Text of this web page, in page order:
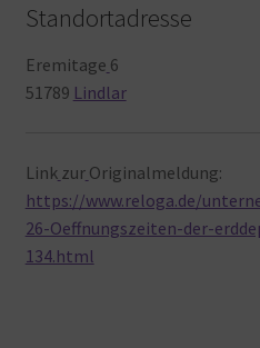
Standortadresse
Eremitage 6
51789 Lindlar
Link zur Originalmeldung:
https://www.reloga.de/
26-Oeffnungszeiten-der-
134.html